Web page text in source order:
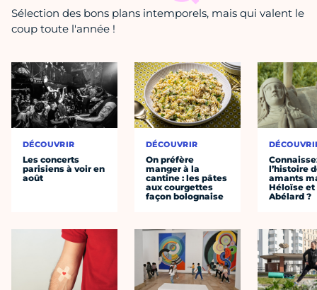
Sélection des bons plans intemporels, mais qui valent le
coup toute l'année !
DÉCOUVRIR
Les concerts
parisiens à voir en
août
DÉCOUVRIR
On préfère
manger à la
cantine : les pâtes
aux courgettes
façon bolognaise
l’histoire
amants
Héloïse et
Abélard ?